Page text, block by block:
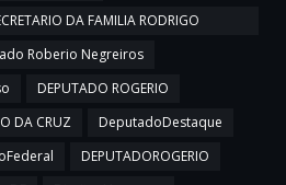
DA FAMILIA RODRIGO
Roberio Negreiros
DEPUTADO ROGERIO
DA CRUZ
DeputadoDestaque
DEPUTADOROGERIO